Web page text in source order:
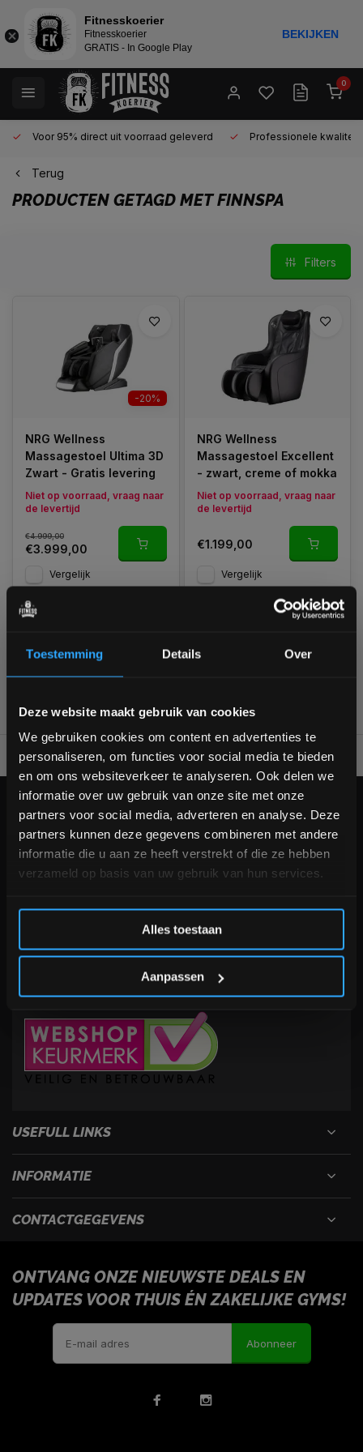
Toestemming Details Over
Deze website maakt gebruik van cookies
We gebruiken cookies om content en advertenties te
personaliseren, om functies voor social media te bieden
en om ons websiteverkeer te analyseren. Ook delen we
informatie over uw gebruik van onze site met onze
partners voor social media, adverteren en analyse. Deze
partners kunnen deze gegevens combineren met andere
informatie die u aan ze heeft verstrekt of die ze hebben
verzameld op basis van uw gebruik van hun services.
Alles toestaan
Aanpassen
0
Voor 95% direct uit voorraad geleverd Professionele kwaliteit
Terug
PRODUCTEN GETAGD MET FINNSPA
Filters
-20%
NRG Wellness
Massagestoel Ultima 3D
Zwart - Gratis levering
Niet op voorraad, vraag naar
de levertijd
€4.999,00
€3.999,00
Vergelijk
NRG Wellness
Massagestoel Excellent
- zwart, creme of mokka
Niet op voorraad, vraag naar
de levertijd
€1.199,00
Vergelijk
Voor 95% direct uit voorraad geleverd Professionele
KLANTENSERVICE
Veelgestelde vragen
+31 (0)24 645 1309
info@fitnesskoerier.nl
USEFULL LINKS
INFORMATIE
CONTACTGEGEVENS
ONTVANG ONZE NIEUWSTE DEALS EN
UPDATES VOOR THUIS ÉN ZAKELIJKE GYMS!
Abonneer
Bam! 5% korting op je volgende
bestelling
Schrijf je in voor onze nieuwsbrief om op de hoogte te
blijven over onze nieuwe producten, deals en meer
interessante info. Ontvang 5% korting op je eerstvolgende
aankoop! 😀
Inschrijven
*Verzendkosten vallen buiten de korting
Fitnesskoerier
Fitnesskoerier
GRATIS - In Google Play
BEKIJKEN